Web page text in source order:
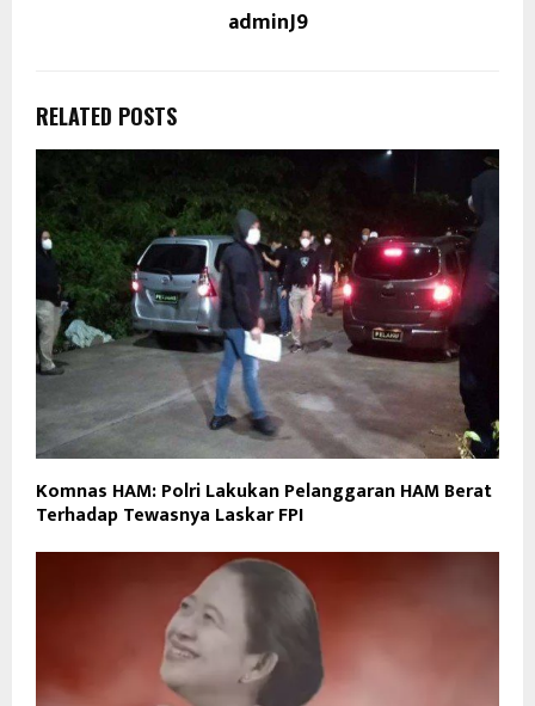
adminJ9
RELATED POSTS
Komnas HAM: Polri Lakukan Pelanggaran HAM Berat
Terhadap Tewasnya Laskar FPI